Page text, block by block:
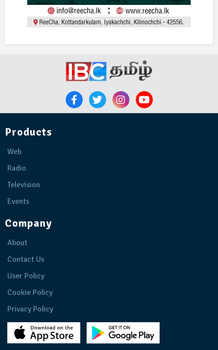
Products
Web
Radio
Television
Events
Company
About
Contact Us
User Policy
Cookie Policy
Privacy Policy